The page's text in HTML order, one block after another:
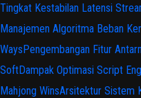
Tingkat Kestabilan Latensi
Manajemen Algoritma Beban
WaysPengembangan Fitur
SoftDampak Optimasi Script
Mahjong WinsArsitektur Sistem